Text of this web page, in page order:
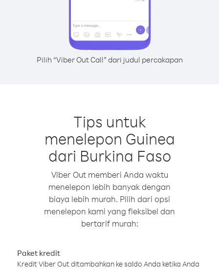
Pilih “Viber Out Call” dari judul percakapan
Tips untuk
menelepon Guinea
dari Burkina Faso
Viber Out memberi Anda waktu
menelepon lebih banyak dengan
biaya lebih murah. Pilih dari opsi
menelepon kami yang fleksibel dan
bertarif murah:
Paket kredit
Kredit Viber Out ditambahkan ke saldo Anda ketika Anda